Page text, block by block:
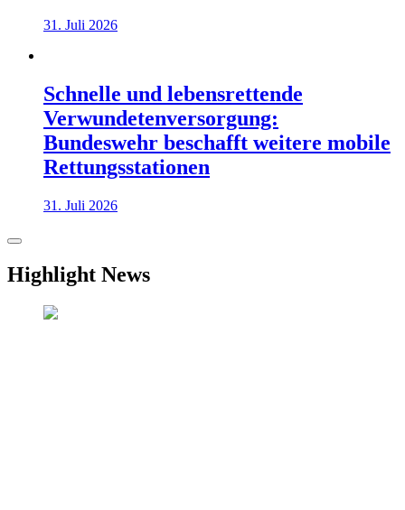
31. Juli 2026
Schnelle und lebensrettende
Verwundetenversorgung:
Bundeswehr beschafft weitere mobile
Rettungsstationen
31. Juli 2026
Highlight News